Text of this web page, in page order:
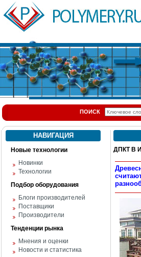
ПОИСК
НАВИГАЦИЯ
Новые технологии
Новинки
Технологии
Подбор оборудования
Блоги производителей
Поставщики
Производители
Тенденции рынка
Мнения и оценки
Новости и статистика
ДПКТ В